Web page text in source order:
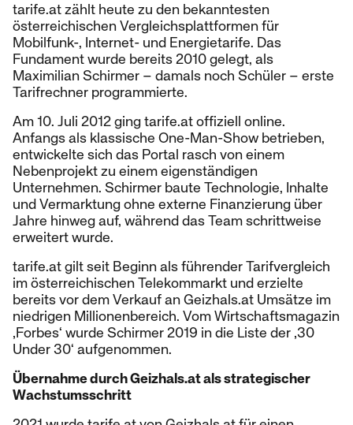
tarife.at zählt heute zu den bekanntesten
österreichischen Vergleichsplattformen für
Mobilfunk-, Internet- und Energietarife. Das
Fundament wurde bereits 2010 gelegt, als
Maximilian Schirmer – damals noch Schüler – erste
Tarifrechner programmierte.
Am 10. Juli 2012 ging tarife.at offiziell online.
Anfangs als klassische One-Man-Show betrieben,
entwickelte sich das Portal rasch von einem
Nebenprojekt zu einem eigenständigen
Unternehmen. Schirmer baute Technologie, Inhalte
und Vermarktung ohne externe Finanzierung über
Jahre hinweg auf, während das Team schrittweise
erweitert wurde.
tarife.at gilt seit Beginn als führender Tarifvergleich
im österreichischen Telekommarkt und erzielte
bereits vor dem Verkauf an Geizhals.at Umsätze im
niedrigen Millionenbereich. Vom Wirtschaftsmagazin
‚Forbes‘ wurde Schirmer 2019 in die Liste der ‚30
Under 30‘ aufgenommen.
Übernahme durch Geizhals.at als strategischer
Wachstumsschritt